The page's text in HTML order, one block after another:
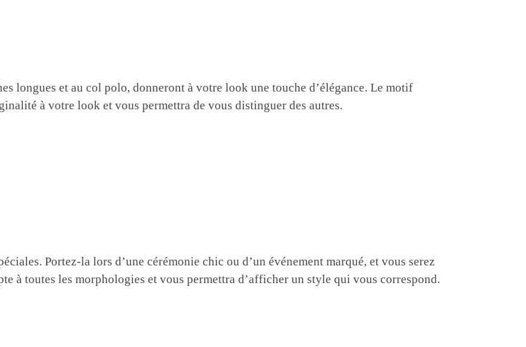
longues et au col polo, donneront à votre look une touche d’élégance. Le motif
à votre look et vous permettra de vous distinguer des autres.
Portez-la lors d’une cérémonie chic ou d’un événement marqué, et vous serez
à toutes les morphologies et vous permettra d’afficher un style qui vous correspond.